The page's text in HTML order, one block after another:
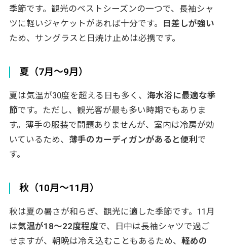
季節です。観光のベストシーズンの一つで、長袖シャ
ツに軽いジャケットがあれば十分です。
日差しが強い
ため、サングラスと日焼け止めは必携です。
夏（7月〜9月）
夏は気温が30度を超える日も多く、 海水浴に最適な季
節です。ただし、観光客が最も多い時期でもありま
す。薄手の服装で問題ありませんが、室内は冷房が効
いているため、 薄手のカーディガンがあると便利 で
す。
秋（10月〜11月）
秋は夏の暑さが和らぎ、観光に適した季節です。11月
は気温が18〜22度程度で、日中は長袖シャツで過ご
せますが、朝晩は冷え込むこともあるため、 軽めの